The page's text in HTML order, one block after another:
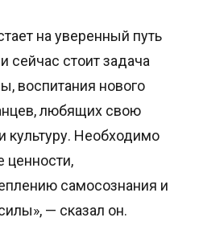
на уверенный путь
сейчас стоит задача
воспитания нового
любящих свою
культуру. Необходимо
ценности,
самосознания и
— сказал он.